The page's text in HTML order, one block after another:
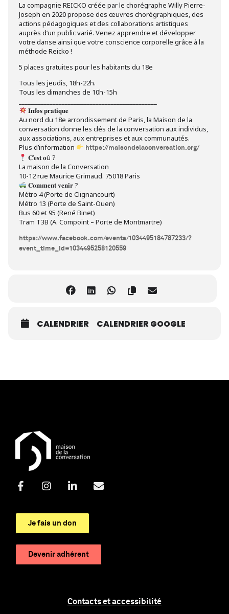
La compagnie REICKO créée par le chorégraphe Willy Pierre-
Joseph en 2020 propose des œuvres chorégraphiques, des
actions pédagogiques et des collaborations artistiques
auprès d’un public varié. Venez apprendre et développer
votre danse ainsi que votre conscience corporelle grâce à la
méthode Reicko !
5 places gratuites pour les habitants du 18e
Tous les jeudis, 18h-22h.
Tous les dimanches de 10h-15h
𝐈𝐧𝐟𝐨𝐬 𝐩𝐫𝐚𝐭𝐢𝐪𝐮𝐞
Au nord du 18e arrondissement de Paris, la Maison de la
conversation donne les clés de la conversation aux individus,
aux associations, aux entreprises et aux communautés.
Plus d’information
https://maisondelaconversation.org/
𝐂’𝐞𝐬𝐭 𝐨ù ?
La maison de la Conversation
10-12 rue Maurice Grimaud. 75018 Paris
𝐂𝐨𝐦𝐦𝐞𝐧𝐭 𝐯𝐞𝐧𝐢𝐫 ?
Métro 4 (Porte de Clignancourt)
Métro 13 (Porte de Saint-Ouen)
Bus 60 et 95 (René Binet)
Tram T3B (A. Compoint – Porte de Montmartre)
https://www.facebook.com/events/1034495184787233/?
event_time_id=1034495258120559
CALENDRIER CALENDRIER GOOGLE
Je fais un don
Devenir adhérent
Contacts et accessibilité